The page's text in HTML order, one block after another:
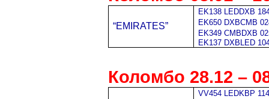
“EMIRATES”
EK138 LEDDXB
EK650 DXBCMB
EK349 CMBDXB
EK137 DXBLED
Коломбо 28.12 –
VV454 LEDKBP